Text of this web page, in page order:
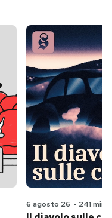
6 agosto 26 - 241 min